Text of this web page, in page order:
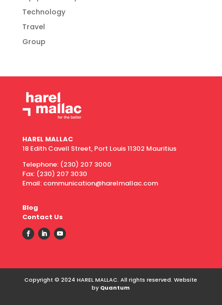
Technology
Travel
Group
HAREL MALLAC
18 Edith Cavell Street, Port Louis 11302 Mauritius
Telephone: (230) 207 3000
Fax: (230) 207 3030
Email: communication@harelmallac.com
Blog
Contact Us
Copyright © 2024 HAREL MALLAC. All rights reserved. Website
by Quantum